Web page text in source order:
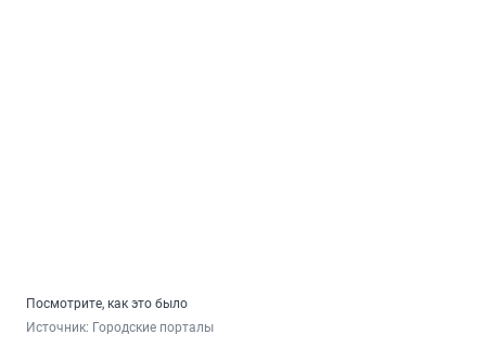
Посмотрите, как это было
Источник: Городские порталы